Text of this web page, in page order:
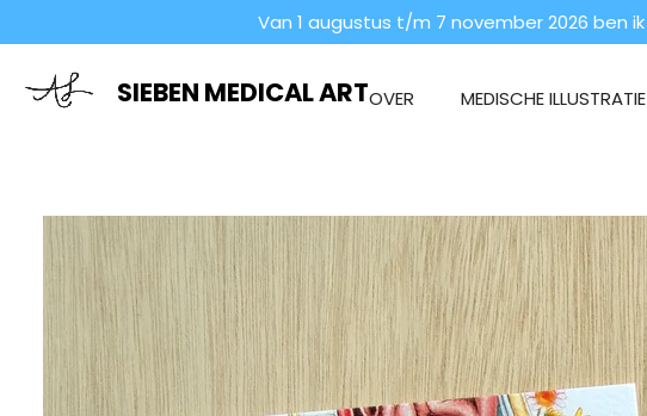
direct
Van 1 augustus t/m 7 november 2026 ben
SIEBEN MEDICAL ARTOVER MEDISCHE ILLUSTRATIE